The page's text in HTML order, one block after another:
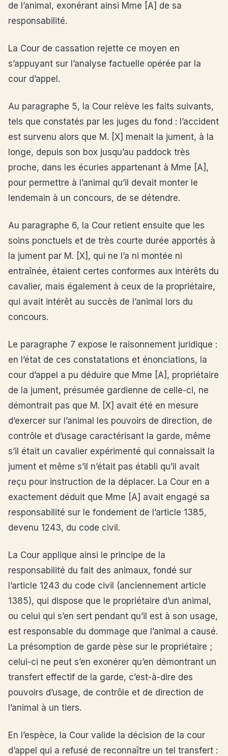
de l’animal, exonérant ainsi Mme [A] de sa
responsabilité.
La Cour de cassation rejette ce moyen en
s’appuyant sur l’analyse factuelle opérée par la
cour d’appel.
Au paragraphe 5, la Cour relève les faits suivants,
tels que constatés par les juges du fond : l’accident
est survenu alors que M. [X] menait la jument, à la
longe, depuis son box jusqu’au paddock très
proche, dans les écuries appartenant à Mme [A],
pour permettre à l’animal qu’il devait monter le
lendemain à un concours, de se détendre.
Au paragraphe 6, la Cour retient ensuite que les
soins ponctuels et de très courte durée apportés à
la jument par M. [X], qui ne l’a ni montée ni
entraînée, étaient certes conformes aux intérêts du
cavalier, mais également à ceux de la propriétaire,
qui avait intérêt au succès de l’animal lors du
concours.
Le paragraphe 7 expose le raisonnement juridique :
en l’état de ces constatations et énonciations, la
cour d’appel a pu déduire que Mme [A], propriétaire
de la jument, présumée gardienne de celle-ci, ne
démontrait pas que M. [X] avait été en mesure
d’exercer sur l’animal les pouvoirs de direction, de
contrôle et d’usage caractérisant la garde, même
s’il était un cavalier expérimenté qui connaissait la
jument et même s’il n’était pas établi qu’il avait
reçu pour instruction de la déplacer. La Cour en a
exactement déduit que Mme [A] avait engagé sa
responsabilité sur le fondement de l’article 1385,
devenu 1243, du code civil.
La Cour applique ainsi le principe de la
responsabilité du fait des animaux, fondé sur
l’article 1243 du code civil (anciennement article
1385), qui dispose que le propriétaire d’un animal,
ou celui qui s’en sert pendant qu’il est à son usage,
est responsable du dommage que l’animal a causé.
La présomption de garde pèse sur le propriétaire ;
celui-ci ne peut s’en exonérer qu’en démontrant un
transfert effectif de la garde, c’est-à-dire des
pouvoirs d’usage, de contrôle et de direction de
l’animal à un tiers.
En l’espèce, la Cour valide la décision de la cour
d’appel qui a refusé de reconnaître un tel transfert :